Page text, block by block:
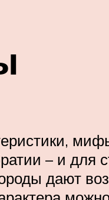
– и для
дают